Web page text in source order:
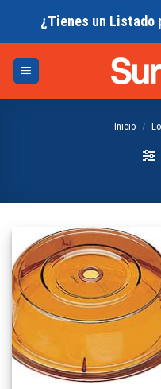
¿Tienes un Listado
Inicio /